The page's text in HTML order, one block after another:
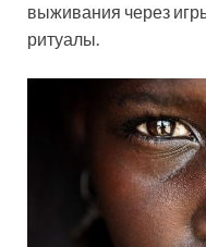
выживания через
ритуалы.